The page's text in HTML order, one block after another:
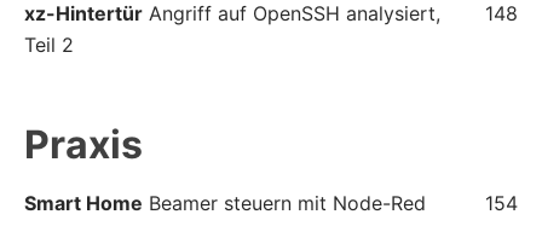
xz-Hintertür Angriff auf OpenSSH analysiert,
Teil 2
148
Praxis
Smart Home Beamer steuern mit Node-Red
154